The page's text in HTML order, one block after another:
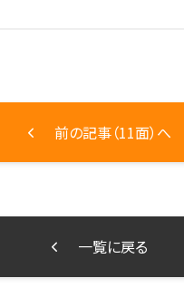
前の記事（11面）へ
一覧に戻る